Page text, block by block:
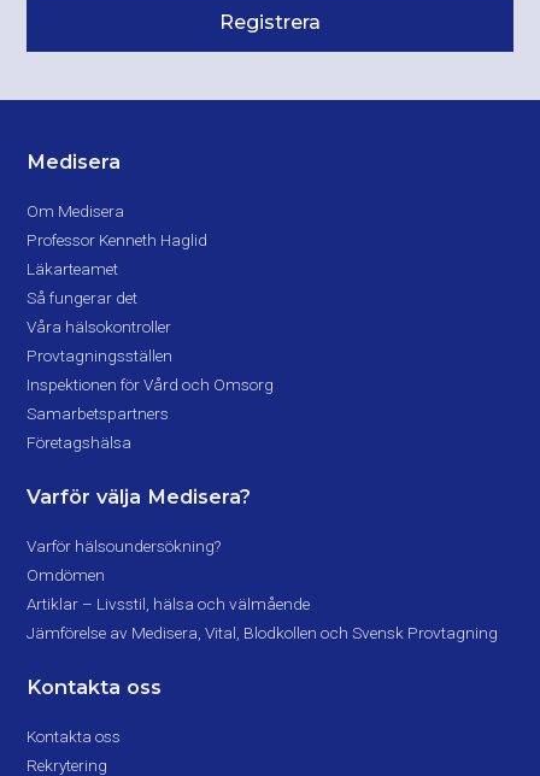
Medisera
Om Medisera
Professor Kenneth Haglid
Läkarteamet
Så fungerar det
Våra hälsokontroller
Provtagningsställen
Inspektionen för Vård och Omsorg
Samarbetspartners
Företagshälsa
Varför välja Medisera?
Varför hälsoundersökning?
Omdömen
Artiklar – Livsstil, hälsa och välmående
Jämförelse av Medisera, Vital, Blodkollen och Svensk Provtagning
Kontakta oss
Kontakta oss
Rekrytering